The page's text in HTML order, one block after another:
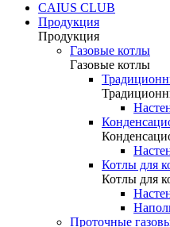
CAIUS CLUB
Продукция
Продукция
Газовые котлы
Газовые котлы
Котлы для
Котлы для
Проточные